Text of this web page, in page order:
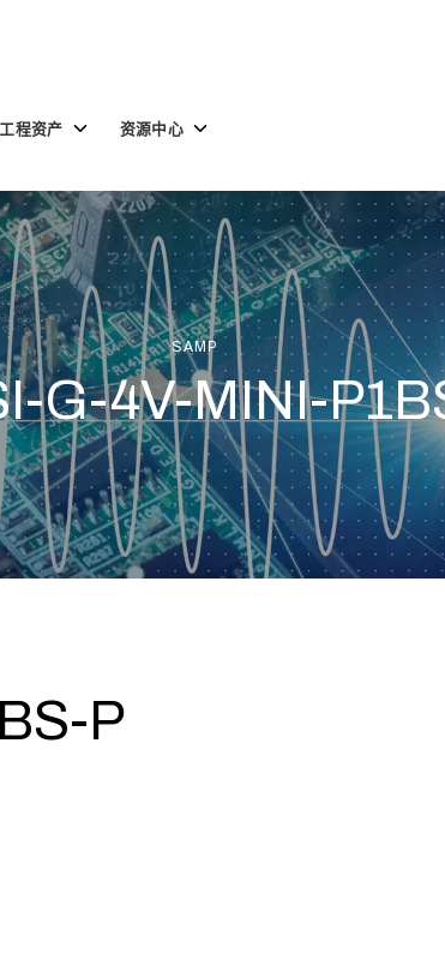
工程资产 Toggle
children
程
资
产
资源中心 Toggle
源
中
心
SAMP
G-4V-MINI-
P